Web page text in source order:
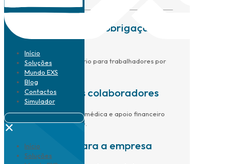
Início
Soluções
Mundo EXS
Blog
Contactos
Simulador
✕
Início
Soluções
Cumprimento da obrigação
legal
O seguro é obrigatório para trabalhadores por
conta de outrem.
Proteção dos colaboradores
Garante assistência médica e apoio financeiro
em caso de acidente.
Segurança para a empresa